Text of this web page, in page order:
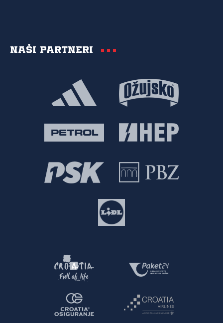
Naši partneri